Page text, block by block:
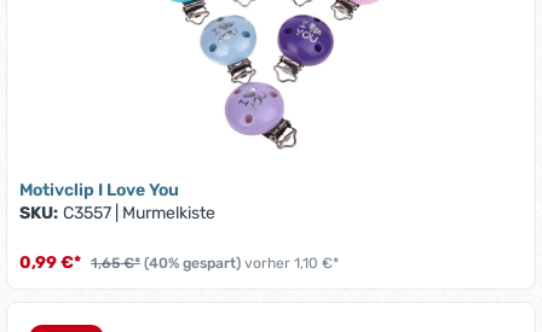
Motivclip I Love You
SKU: C3557 Murmelkiste
0,99 €* 1,65 €* (40% gespart) vorher 1,10 €*